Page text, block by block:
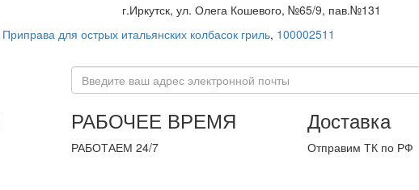
г.Иркутск, ул. Олега Кошевого, №65/9, пав.№131
Приправа для острых итальянских колбасок гриль, 100002511
РАБОЧЕЕ ВРЕМЯ
РАБОТАЕМ 24/7
Доставка
Отправим ТК по РФ